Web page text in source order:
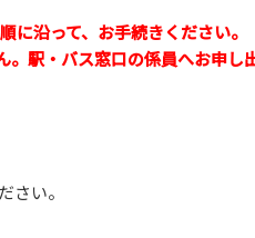
沿って、お手続きください。
駅・バス窓口の係員へお申し
さい。